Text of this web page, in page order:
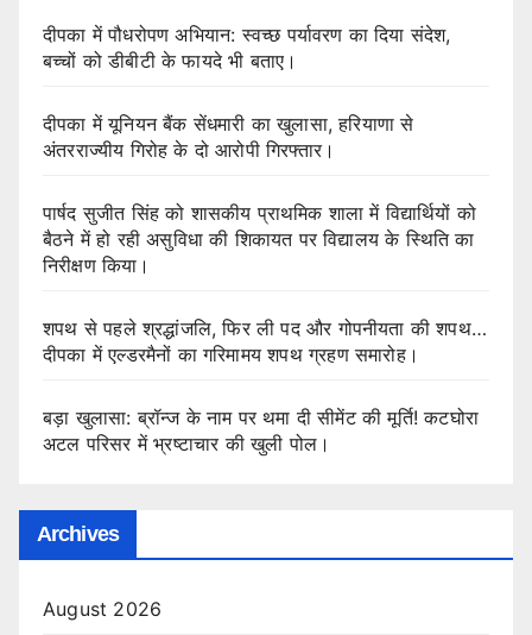
दीपका में पौधरोपण अभियान: स्वच्छ पर्यावरण का दिया संदेश,
बच्चों को डीबीटी के फायदे भी बताए।
दीपका में यूनियन बैंक सेंधमारी का खुलासा, हरियाणा से
अंतरराज्यीय गिरोह के दो आरोपी गिरफ्तार।
पार्षद सुजीत सिंह को शासकीय प्राथमिक शाला में विद्यार्थियों को
बैठने में हो रही असुविधा की शिकायत पर विद्यालय के स्थिति का
निरीक्षण किया।
शपथ से पहले श्रद्धांजलि, फिर ली पद और गोपनीयता की शपथ…
दीपका में एल्डरमैनों का गरिमामय शपथ ग्रहण समारोह।
बड़ा खुलासा: ब्रॉन्ज के नाम पर थमा दी सीमेंट की मूर्ति! कटघोरा
अटल परिसर में भ्रष्टाचार की खुली पोल।
Archives
August 2026